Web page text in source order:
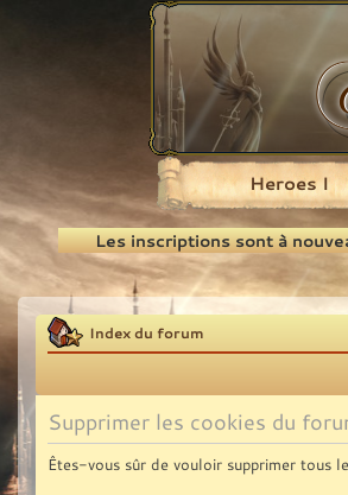
Recherche
Heroes I
Les inscriptions sont à
Index du forum
Supprimer les cookies du
Êtes-vous sûr de vouloir supprimer tous